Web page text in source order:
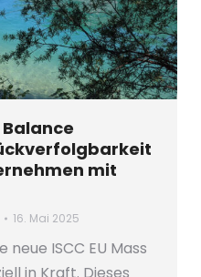
Balance
mit
16. Mai 2025
ISCC EU Mass
in Kraft. Dieses